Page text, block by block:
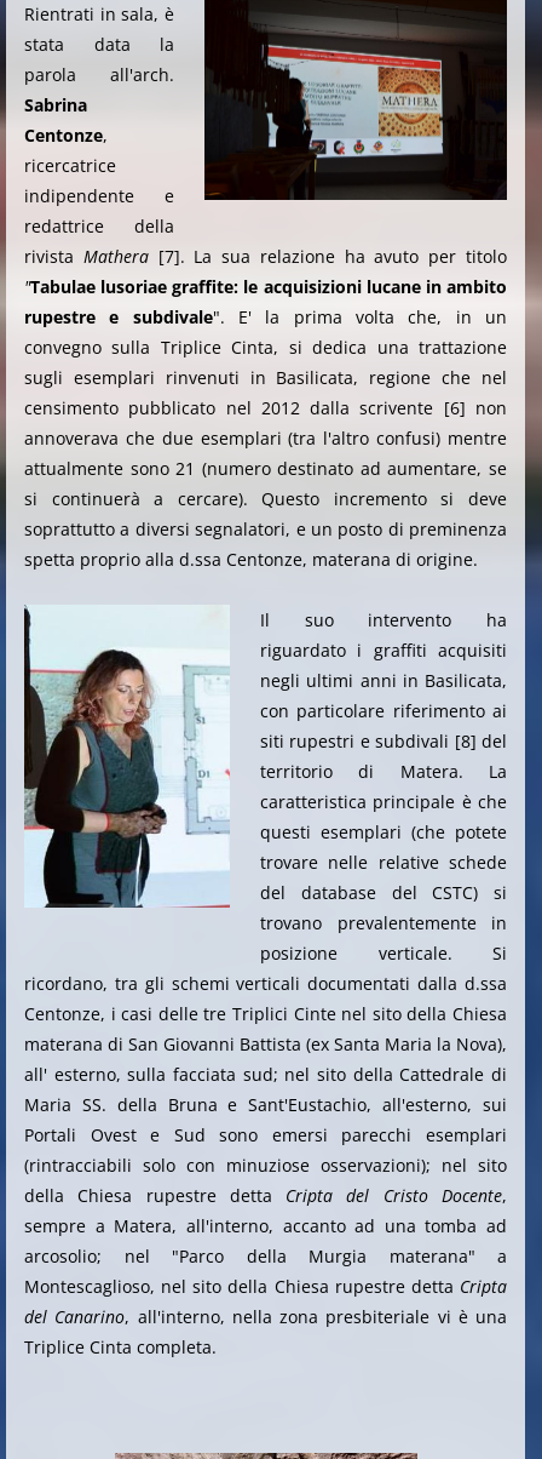
Rientrati in sala, è
stata data la
parola all'arch.
Sabrina
Centonze,
ricercatrice
indipendente e
redattrice della
rivista Mathera [7]. La sua relazione ha avuto per titolo
"Tabulae lusoriae graffite: le acquisizioni lucane in ambito
rupestre e subdivale". E' la prima volta che, in un
convegno sulla Triplice Cinta, si dedica una trattazione
sugli esemplari rinvenuti in Basilicata, regione che nel
censimento pubblicato nel 2012 dalla scrivente [6] non
annoverava che due esemplari (tra l'altro confusi) mentre
attualmente sono 21 (numero destinato ad aumentare, se
si continuerà a cercare). Questo incremento si deve
soprattutto a diversi segnalatori, e un posto di preminenza
spetta proprio alla d.ssa Centonze, materana di origine.
Il suo intervento ha
riguardato i graffiti acquisiti
negli ultimi anni in Basilicata,
con particolare riferimento ai
siti rupestri e subdivali [8] del
territorio di Matera. La
caratteristica principale è che
questi esemplari(che potete
trovare nelle relative schede
del database del CSTC)si
trovano prevalentemente in
posizione verticale. Si
ricordano, tra gli schemi verticali documentati dalla d.ssa
Centonze, i casi delle tre Triplici Cinte nel sito della Chiesa
materana di San Giovanni Battista (ex Santa Maria la Nova),
all' esterno, sulla facciata sud; nel sito della Cattedrale di
Maria SS. della Bruna e Sant'Eustachio, all'esterno, sui
Portali Ovest e Sud sono emersi parecchi esemplari
(rintracciabili solo con minuziose osservazioni); nel sito
della Chiesa rupestre detta Cripta del Cristo Docente,
sempre a Matera, all'interno, accanto ad una tomba ad
arcosolio; nel "Parco della Murgia materana" a
Montescaglioso, nel sito della Chiesa rupestre detta Cripta
del Canarino, all'interno, nella zona presbiteriale vi è una
Triplice Cinta completa.